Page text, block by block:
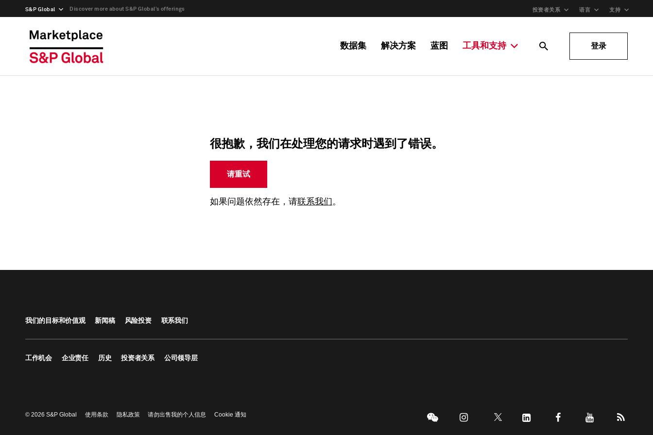
S&P Global Discover more about S&P Global’s offerings 投资者关系 语言 支持
数据集 解决方案 蓝图 工具和支持 登录
很抱歉，我们在处理您的请求时遇到了错误。
请重试
如果问题依然存在，请联系我们 。
我们的目标和价值观 新闻稿 风险投资 联系我们
工作机会 企业责任 历史 投资者关系 公司领导层
© 2026 S&P Global 使用条款 隐私政策 请勿出售我的个人信息 Cookie 通知